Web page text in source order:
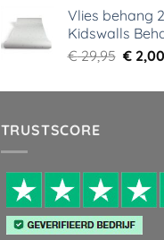
was:
€
Vlies behang
Kidswalls
€29,95
was:
€ 2,00
TRUSTSCORE